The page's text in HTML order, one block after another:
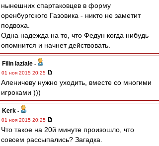
нынешних спартаковцев в форму
оренбургского Газовика - никто не заметит
подвоха.
Одна надежда на то, что Федун когда нибудь
опомнится и начнет действовать.
Filin laziale -
01 ноя 2015 20:25
Аленичеву нужно уходить, вместе со многими
игроками )))
Kerk -
01 ноя 2015 20:25
Что такое на 20й минуте произошло, что
совсем рассыпались? Загадка.